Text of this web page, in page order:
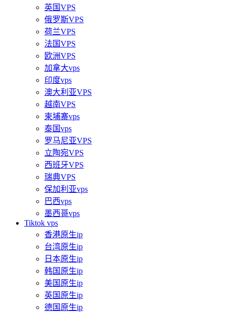
英国VPS
俄罗斯VPS
荷兰VPS
法国VPS
欧洲VPS
加拿大vps
印度vps
澳大利亚VPS
越南VPS
柬埔寨vps
泰国vps
罗马尼亚VPS
立陶宛VPS
西班牙VPS
瑞典VPS
保加利亚vps
巴西vps
墨西哥vps
Tiktok vps
香港原生ip
台湾原生ip
日本原生ip
韩国原生ip
美国原生ip
英国原生ip
德国原生ip